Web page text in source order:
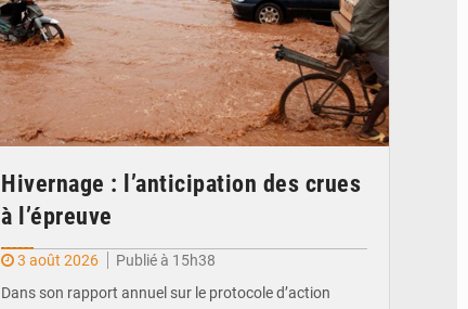
Hivernage : l’anticipation des crues
à l’épreuve
3 août 2026
Publié à 15h38
Dans son rapport annuel sur le protocole d’action